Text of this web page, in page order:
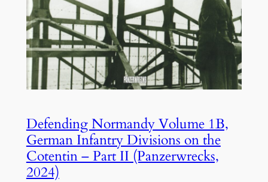
Defending Normandy Volume 1B,
German Infantry Divisions on the
Cotentin – Part II (Panzerwrecks,
2024)